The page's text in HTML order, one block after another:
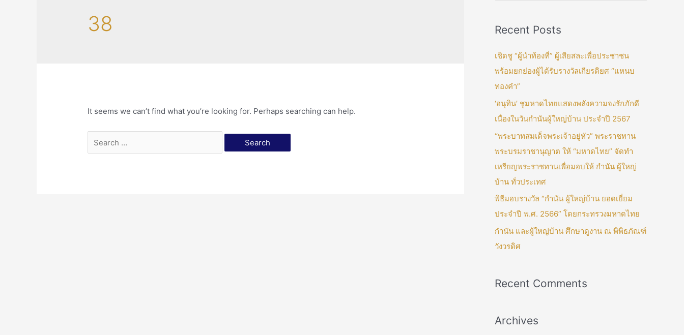
38
It seems we can’t find what you’re looking for. Perhaps searching can help.
Recent Posts
เชิดชู “ผู้นำท้องที่” ผู้เสียสละเพื่อประชาชน
พร้อมยกย่องผู้ได้รับรางวัลเกียรติยศ “แหนบ
ทองคำ”
‘อนุทิน’ ชูมหาดไทยแสดงพลังความจงรักภักดี
เนื่องในวันกำนันผู้ใหญ่บ้าน ประจำปี 2567
“พระบาทสมเด็จพระเจ้าอยู่หัว” พระราชทาน
พระบรมราชานุญาต ให้ “มหาดไทย” จัดทำ
เหรียญพระราชทานเพื่อมอบให้ กำนัน ผู้ใหญ่
บ้าน ทั่วประเทศ
พิธีมอบรางวัล “กำนัน ผู้ใหญ่บ้าน ยอดเยี่ยม
ประจำปี พ.ศ. 2566” โดยกระทรวงมหาดไทย
กำนัน และผู้ใหญ่บ้าน ศึกษาดูงาน ณ พิพิธภัณฑ์
วังวรดิศ
Recent Comments
Archives